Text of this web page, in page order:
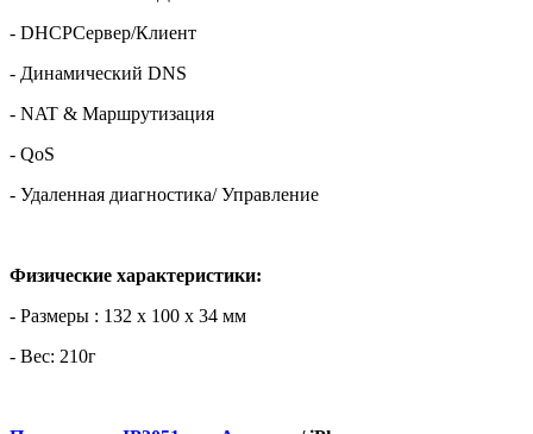
- DHCPСервер/Клиент
- Динамический DNS
- NAT & Маршрутизация
- QoS
- Удаленная диагностика/ Управление
Физические характеристики:
- Размеры : 132 x 100 x 34 мм
- Вес: 210г